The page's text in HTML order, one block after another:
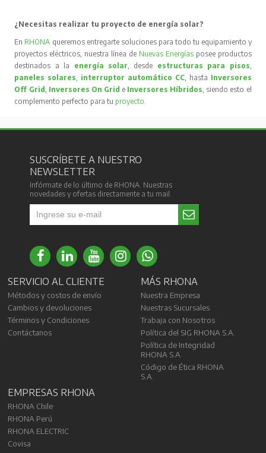
¿Necesitas realizar tu proyecto de energía solar?
En RHONA queremos entregarte soluciones para todo tu equipamiento y
proyectos eléctricos, nuestra línea de Nuevas Energíasposee productos
destinados a la energía solar, desde estructuras para pisos,
paneles solares, interruptor automático CC, hasta Inversores
Off Grid, Inversores On Grid e Inversores Híbridos, siendo esto el
complemento perfecto para tu proyecto.
SUSCRÍBETE A NUESTRO
NEWSLETTER
Infórmate de lo último de RHONA. Nuestras
novedades y ofertas directamente a tu mail.
SERVICIO AL CLIENTE
Métodos y costos de envío
Cambios y devoluciones
Términos y Condiciones
Contáctanos
MÁS RHONA
Nuestra Empresa
Nuestras Sucursales
Trabaja con Nosotros
Política del SIG RHONA S.A.
Política de Integridad
RHONA S.A.
Código de Ética RHONA
S.A.
EMPRESAS RHONA
RHONA Chile
RHONA Perú
RHONA ELECTRIC
Covisa